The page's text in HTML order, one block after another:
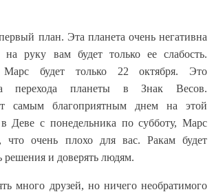
план. Эта планета очень негативна
на руку вам будет только ее слабость.
будет только 22 октября. Это
перехода планеты в Знак Весов.
самым благоприятным днем на этой
Деве с понедельника по субботу, Марс
что очень плохо для вас. Ракам будет
и доверять людям.
много друзей, но ничего необратимого